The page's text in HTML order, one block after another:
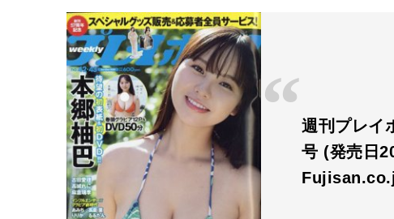
週刊プレイ
号 (発売日